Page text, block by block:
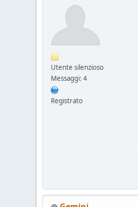
Utente silenzioso
Messaggi: 4
Registrato